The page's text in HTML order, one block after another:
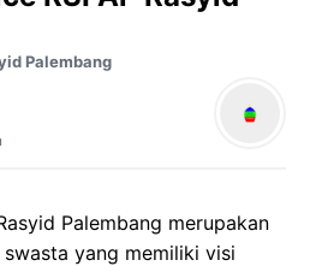
Palembang
Palembang merupakan
yang memiliki visi